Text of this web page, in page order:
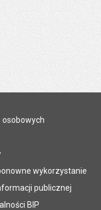
osobowych
wykorzystanie
publicznej
BIP